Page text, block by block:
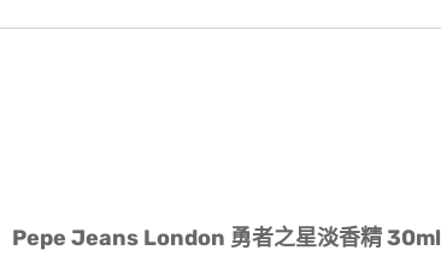
Pepe Jeans London 勇者之星淡香精 30ml